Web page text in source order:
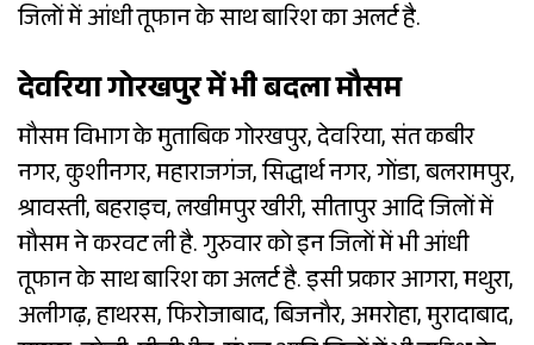
जिलों में आंधी तूफान के साथ बारिश का अलर्ट है.
देवरिया गोरखपुर में भी बदला मौसम
मौसम विभाग के मुताबिक गोरखपुर, देवरिया, संत कबीर
नगर, कुशीनगर, महाराजगंज, सिद्धार्थ नगर, गोंडा, बलरामपुर,
श्रावस्ती, बहराइच, लखीमपुर खीरी, सीतापुर आदि जिलों में
मौसम ने करवट ली है. गुरुवार को इन जिलों में भी आंधी
तूफान के साथ बारिश का अलर्ट है. इसी प्रकार आगरा, मथुरा,
अलीगढ़, हाथरस, फिरोजाबाद, बिजनौर, अमरोहा, मुरादाबाद,